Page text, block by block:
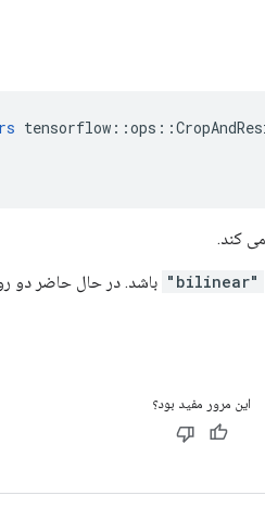
کند.
"bilinear"
باشد. در حال حاضر دو
این مرور مفید بود؟